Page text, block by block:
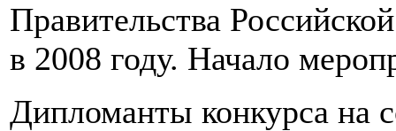
Правительства
в 2008 году. Начало
Дипломанты конкурса на